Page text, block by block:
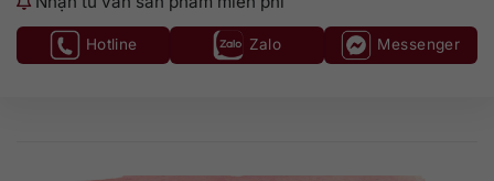
Hotline Zalo Messenger